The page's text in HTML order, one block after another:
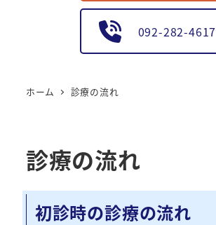
092-282-4617
ホーム 診療の流れ
診療の流れ
初診時の診療の流れ